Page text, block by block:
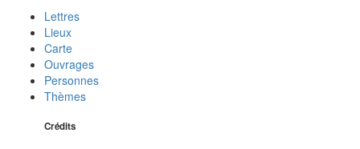
Lettres
Lieux
Carte
Ouvrages
Personnes
Thèmes
Crédits